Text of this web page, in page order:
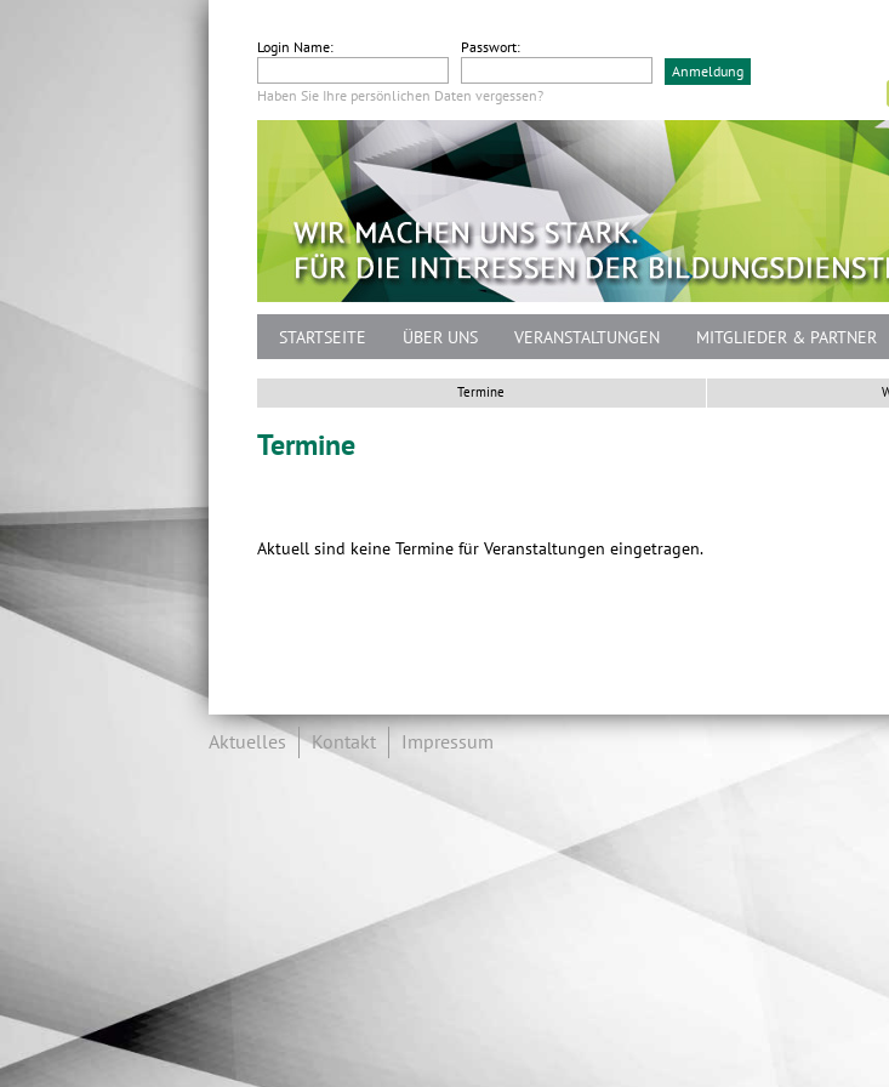
Login Name: Passwort:
Haben Sie Ihre persönlichen Daten vergessen?
STARTSEITE ÜBER UNS VERANSTALTUNGEN MITGLIEDER & PARTNER
Termine
Termine
Aktuell sind keine Termine für Veranstaltungen eingetragen.
Aktuelles Kontakt Impressum